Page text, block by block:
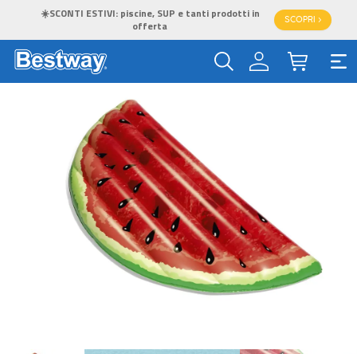
☀️SCONTI ESTIVI: piscine, SUP e tanti prodotti in
offerta
SCOPRI >